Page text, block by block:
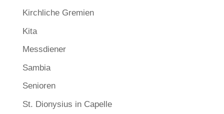
Kirchliche Gremien
Kita
Messdiener
Sambia
Senioren
St. Dionysius in Capelle